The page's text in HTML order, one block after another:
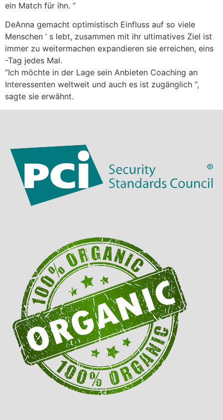
ein Match für ihn. “
DeAnna gemacht optimistisch Einfluss auf so viele
Menschen ‘ s lebt, zusammen mit ihr ultimatives Ziel ist
immer zu weitermachen expandieren sie erreichen, eins
-Tag jedes Mal.
“Ich möchte in der Lage sein Anbieten Coaching an
Interessenten weltweit und auch es ist zugänglich “,
sagte sie erwähnt.